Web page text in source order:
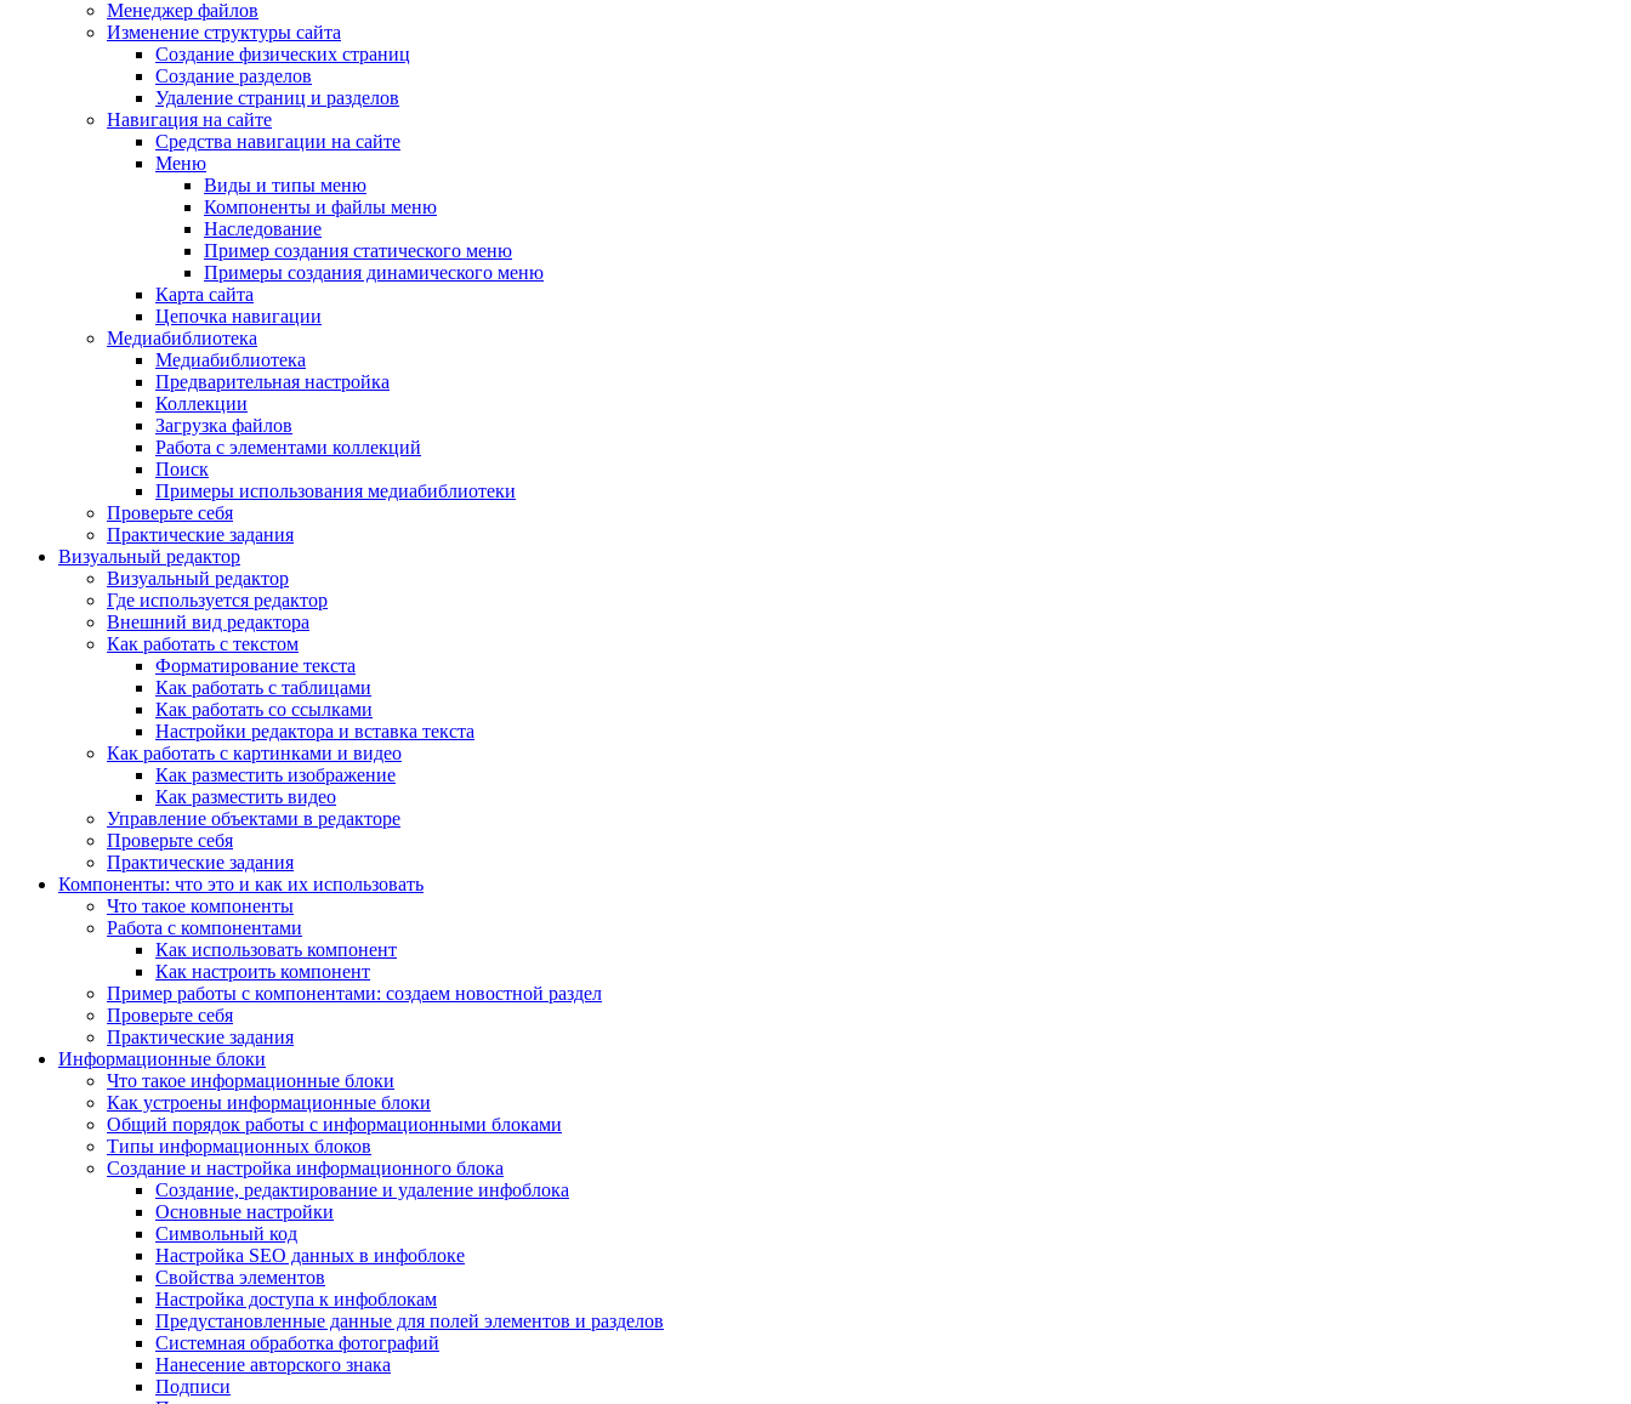
Менеджер файлов
Изменение структуры сайта
Создание физических страниц
Создание разделов
Удаление страниц и разделов
Навигация на сайте
Средства навигации на сайте
Меню
Виды и типы меню
Компоненты и файлы меню
Наследование
Пример создания статического меню
Примеры создания динамического меню
Карта сайта
Цепочка навигации
Медиабиблиотека
Медиабиблиотека
Предварительная настройка
Коллекции
Загрузка файлов
Работа с элементами коллекций
Поиск
Примеры использования медиабиблиотеки
Проверьте себя
Практические задания
Визуальный редактор
Визуальный редактор
Где используется редактор
Внешний вид редактора
Как работать с текстом
Форматирование текста
Как работать с таблицами
Как работать со ссылками
Настройки редактора и вставка текста
Как работать с картинками и видео
Как разместить изображение
Как разместить видео
Управление объектами в редакторе
Проверьте себя
Практические задания
Компоненты: что это и как их использовать
Что такое компоненты
Работа с компонентами
Как использовать компонент
Как настроить компонент
Пример работы с компонентами: создаем новостной раздел
Проверьте себя
Практические задания
Информационные блоки
Что такое информационные блоки
Как устроены информационные блоки
Общий порядок работы с информационными блоками
Типы информационных блоков
Создание и настройка информационного блока
Создание, редактирование и удаление инфоблока
Основные настройки
Символьный код
Настройка SEO данных в инфоблоке
Свойства элементов
Настройка доступа к инфоблокам
Предустановленные данные для полей элементов и разделов
Системная обработка фотографий
Нанесение авторского знака
Подписи